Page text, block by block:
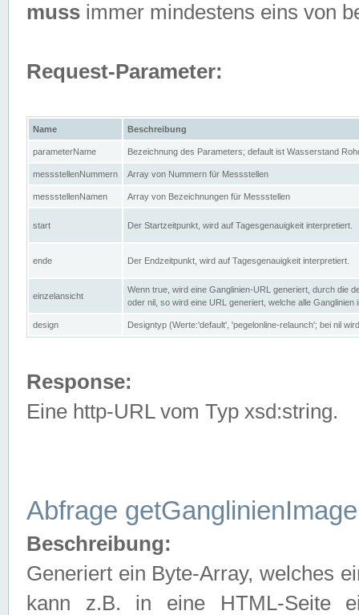
muss immer mindestens eins von
Request-Parameter:
Name Beschreibung
parameterName Bezeichnung des Parameters; default ist Wasserstand
messstellenNummern Array von Nummern für Messstellen
messstellenNamen Array von Bezeichnungen für Messstellen
start Der Startzeitpunkt, wird auf Tagesgenauigkeit interpretiert.
ende Der Endzeitpunkt, wird auf Tagesgenauigkeit interpretiert.
einzelansicht
Wenn true, wird eine Ganglinien-URL generiert, durch die
oder nil, so wird eine URL generiert, welche alle Ganglinien
design Designtyp (Werte:'default', 'pegelonline-relaunch'; bei nil
Response:
Eine http-URL vom Typ xsd:string.
Abfrage getGanglinienImage
Beschreibung:
Generiert ein Byte-Array, welches
kann z.B. in eine HTML-Seite